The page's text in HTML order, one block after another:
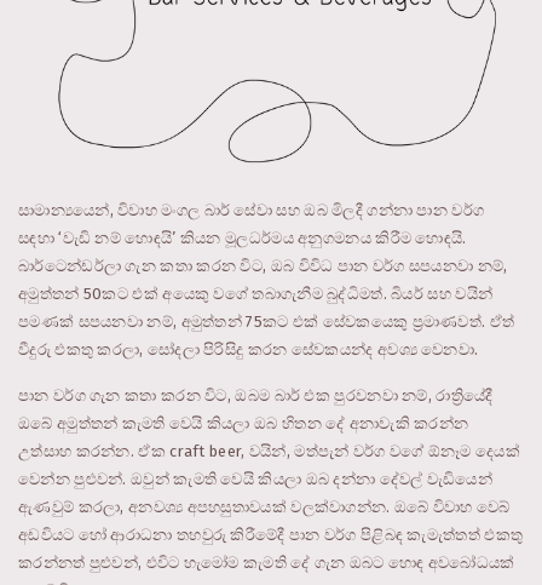
සාමාන්‍යයෙන්, විවාහ මංගල බාර් සේවා සහ ඔබ මිලදී ගන්නා පාන වර්ග
සඳහා ‘වැඩි නම් හොඳයි’ කියන මූලධර්මය අනුගමනය කිරීම හොඳයි.
බාර්ටෙන්ඩර්ලා ගැන කතා කරන විට, ඔබ විවිධ පාන වර්ග සපයනවා නම්,
අමුත්තන් 50කට එක් අයෙකු වගේ තබාගැනීම බුද්ධිමත්. බියර් සහ වයින්
පමණක් සපයනවා නම්, අමුත්තන් 75කට එක් සේවකයෙකු ප්‍රමාණවත්. ඒත්
වීදුරු එකතු කරලා, සෝදලා පිරිසිදු කරන සේවකයන්ද අවශ්‍ය වෙනවා.
පාන වර්ග ගැන කතා කරන විට, ඔබම බාර් එක පුරවනවා නම්, රාත්‍රියේදී
ඔබේ අමුත්තන් කැමති වෙයි කියලා ඔබ හිතන දේ අනාවැකි කරන්න
උත්සාහ කරන්න. ඒක craft beer, වයින්, මත්පැන් වර්ග වගේ ඕනෑම දෙයක්
වෙන්න පුළුවන්. ඔවුන් කැමති වෙයි කියලා ඔබ දන්නා දේවල් වැඩියෙන්
ඇණවුම් කරලා, අනවශ්‍ය අපහසුතාවයක් වලක්වාගන්න. ඔබේ විවාහ වෙබ්
අඩවියට හෝ ආරාධනා තහවුරු කිරීමේදී පාන වර්ග පිළිබඳ කැමැත්තත් එකතු
කරන්නත් පුළුවන්, එවිට හැමෝම කැමති දේ ගැන ඔබට හොඳ අවබෝධයක්